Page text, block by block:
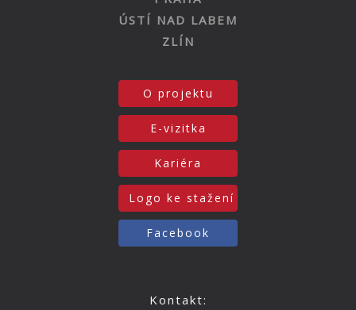
ÚSTÍ NAD LABEM
ZLÍN
O projektu
E-vizitka
Kariéra
Logo ke stažení
Facebook
Kontakt: